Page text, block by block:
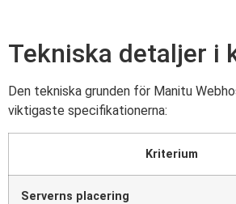
Tekniska detaljer i
Den tekniska grunden för Manitu
viktigaste specifikationerna:
Kriterium
Serverns placering